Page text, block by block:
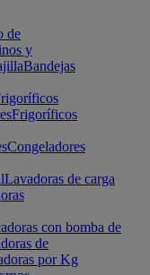
de
y
Bandejas
Frigoríficos
Congeladores
Lavadoras de carga
con bomba de
de
por Kg